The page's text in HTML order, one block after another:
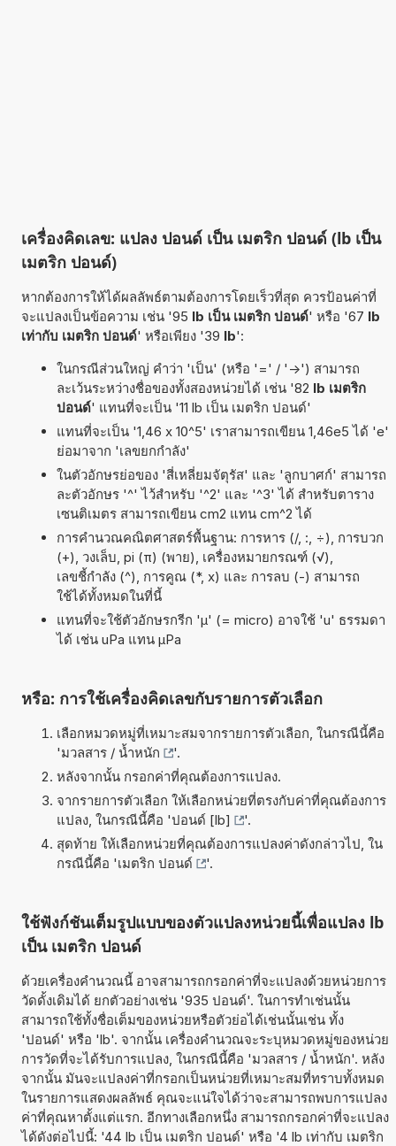
เครื่องคิดเลข: แปลง ปอนด์ เป็น เมตริก ปอนด์ (lb เป็น
เมตริก ปอนด์)
หากต้องการให้ได้ผลลัพธ์ตามต้องการโดยเร็วที่สุด ควรป้อนค่าที่
จะแปลงเป็นข้อความ เช่น '95 lb เป็น เมตริก ปอนด์' หรือ '67 lb
เท่ากับ เมตริก ปอนด์' หรือเพียง '39 lb':
ในกรณีส่วนใหญ่ คำว่า 'เป็น' (หรือ '=' / '->') สามารถ
ละเว้นระหว่างชื่อของทั้งสองหน่วยได้ เช่น '82 lb เมตริก
ปอนด์' แทนที่จะเป็น '11 lb เป็น เมตริก ปอนด์'
แทนที่จะเป็น '1,46 x 10^5' เราสามารถเขียน 1,46e5 ได้ 'e'
ย่อมาจาก 'เลขยกกำลัง'
ในตัวอักษรย่อของ 'สี่เหลี่ยมจัตุรัส' และ 'ลูกบาศก์' สามารถ
ละตัวอักษร '^' ไว้สำหรับ '^2' และ '^3' ได้ สำหรับตาราง
เซนติเมตร สามารถเขียน cm2 แทน cm^2 ได้
การคำนวณคณิตศาสตร์พื้นฐาน: การหาร (/, :, ÷), การบวก
(+), วงเล็บ, pi (π) (พาย), เครื่องหมายกรณฑ์ (√),
เลขชี้กำลัง (^), การคูณ (*, x) และ การลบ (-) สามารถ
ใช้ได้ทั้งหมดในที่นี้
แทนที่จะใช้ตัวอักษรกรีก 'µ' (= micro) อาจใช้ 'u' ธรรมดา
ได้ เช่น uPa แทน µPa
หรือ: การใช้เครื่องคิดเลขกับรายการตัวเลือก
เลือกหมวดหมู่ที่เหมาะสมจากรายการตัวเลือก, ในกรณีนี้คือ
'มวลสาร / น้ำหนัก
'.
หลังจากนั้น กรอกค่าที่คุณต้องการแปลง.
จากรายการตัวเลือก ให้เลือกหน่วยที่ตรงกับค่าที่คุณต้องการ
แปลง, ในกรณีนี้คือ 'ปอนด์ [lb]
'.
สุดท้าย ให้เลือกหน่วยที่คุณต้องการแปลงค่าดังกล่าวไป, ใน
กรณีนี้คือ 'เมตริก ปอนด์ '.
ใช้ฟังก์ชันเต็มรูปแบบของตัวแปลงหน่วยนี้เพื่อแปลง lb
เป็น เมตริก ปอนด์
ด้วยเครื่องคำนวณนี้ อาจสามารถกรอกค่าที่จะแปลงด้วยหน่วยการ
วัดดั้งเดิมได้ ยกตัวอย่างเช่น '935 ปอนด์'. ในการทำเช่นนั้น
สามารถใช้ทั้งชื่อเต็มของหน่วยหรือตัวย่อได้เช่นนั้นเช่น ทั้ง
'ปอนด์' หรือ 'lb'. จากนั้น เครื่องคำนวณจะระบุหมวดหมู่ของหน่วย
การวัดที่จะได้รับการแปลง, ในกรณีนี้คือ 'มวลสาร / น้ำหนัก'. หลัง
จากนั้น มันจะแปลงค่าที่กรอกเป็นหน่วยที่เหมาะสมที่ทราบทั้งหมด
ในรายการแสดงผลลัพธ์ คุณจะแน่ใจได้ว่าจะสามารถพบการแปลง
ค่าที่คุณหาตั้งแต่แรก. อีกทางเลือกหนึ่ง สามารถกรอกค่าที่จะแปลง
ได้ดังต่อไปนี้: '44 lb เป็น เมตริก ปอนด์' หรือ '4 lb เท่ากับ เมตริก